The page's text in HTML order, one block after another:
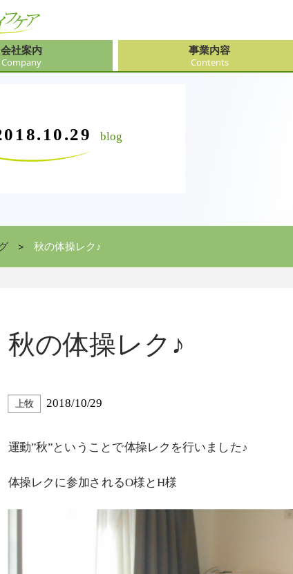
会社案内
Company
事業内容
Contents
blog
秋の体操レク♪
秋の体操レク♪
上牧 2018/10/29
運動”秋”ということで体操レクを行いました♪
体操レクに参加されるO様とH様